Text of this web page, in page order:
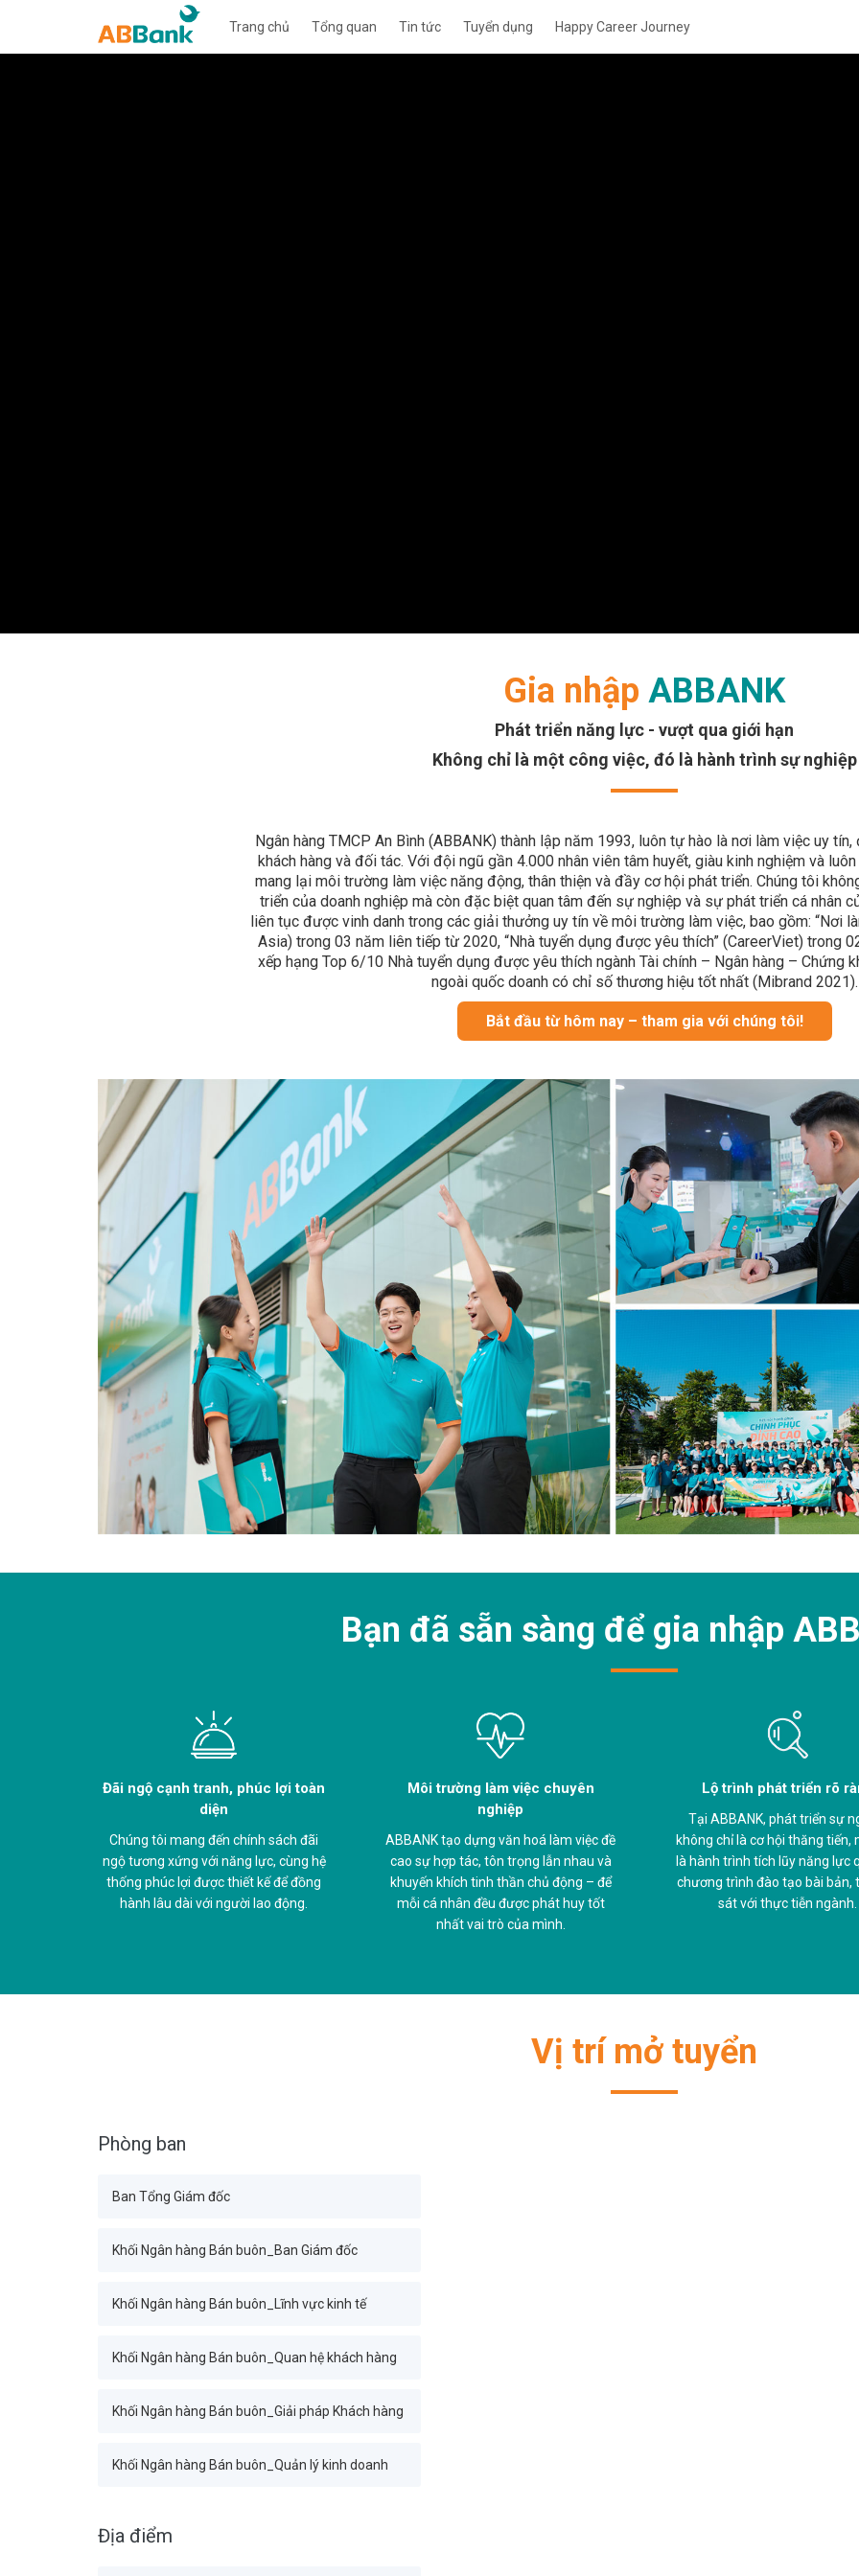
Trang chủ Tổng quan Tin tức Tuyển dụng Happy Career Journey
Gia nhập ABBANK
Phát triển năng lực - vượt qua giới hạn
Không chỉ là một công việc, đó là hành trình sự nghiệp
Ngân hàng TMCP An Bình (ABBANK) thành lập năm 1993, luôn tự hào là nơi làm việc uy
khách hàng và đối tác. Với đội ngũ gần 4.000 nhân viên tâm huyết, giàu kinh nghiệm và
mang lại môi trường làm việc năng động, thân thiện và đầy cơ hội phát triển. Chúng tôi
triển của doanh nghiệp mà còn đặc biệt quan tâm đến sự nghiệp và sự phát triển cá nhân
liên tục được vinh danh trong các giải thưởng uy tín về môi trường làm việc, bao gồm: “Nơi
Asia) trong 03 năm liên tiếp từ 2020, “Nhà tuyển dụng được yêu thích” (CareerViet) trong
xếp hạng Top 6/10 Nhà tuyển dụng được yêu thích ngành Tài chính – Ngân hàng – Chứng
ngoài quốc doanh có chỉ số thương hiệu tốt nhất (Mibrand 2021).
Bắt đầu từ hôm nay – tham gia với chúng tôi!
Bạn đã sẵn sàng để gia nhập
Đãi ngộ cạnh tranh, phúc lợi toàn
diện
Chúng tôi mang đến chính sách đãi
ngộ tương xứng với năng lực, cùng hệ
thống phúc lợi được thiết kế để đồng
hành lâu dài với người lao động.
Môi trường làm việc chuyên
nghiệp
ABBANK tạo dựng văn hoá làm việc đề
cao sự hợp tác, tôn trọng lẫn nhau và
khuyến khích tinh thần chủ động – để
mỗi cá nhân đều được phát huy tốt
nhất vai trò của mình.
Lộ trình phát triển rõ
Tại ABBANK, phát triển sự
không chỉ là cơ hội thăng tiến,
là hành trình tích lũy năng lực
chương trình đào tạo bài bản,
sát với thực tiễn ngành.
Vị trí mở tuyển
Phòng ban
Ban Tổng Giám đốc
Khối Ngân hàng Bán buôn_Ban Giám đốc
Khối Ngân hàng Bán buôn_Lĩnh vực kinh tế
Khối Ngân hàng Bán buôn_Quan hệ khách hàng
Khối Ngân hàng Bán buôn_Giải pháp Khách hàng
Khối Ngân hàng Bán buôn_Quản lý kinh doanh
Địa điểm